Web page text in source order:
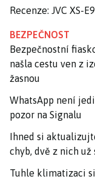
Recenze: JVC XS-
BEZPEČNOST
Bezpečnostní
našla cestu ven z
žasnou
WhatsApp není
pozor na Signalu
Ihned si
chyb, dvě z nich
Tuhle klimatizaci